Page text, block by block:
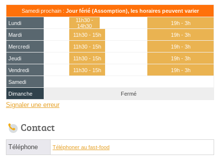
Samedi prochain : Jour férié (Assomption), les horaires peuvent varier
Lundi
11h30 -
14h30
19h - 3h
Mardi
11h30 - 15h
19h - 3h
Mercredi
11h30 - 15h
19h - 3h
Jeudi
11h30 - 15h
19h - 3h
Vendredi
11h30 - 15h
19h - 3h
Samedi
Dimanche
Fermé
Signaler une erreur
Contact
Téléphone Téléphoner au fast-food